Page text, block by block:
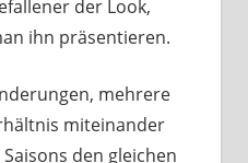
der Look,
ihn präsentieren.
mehrere
miteinander
den gleichen